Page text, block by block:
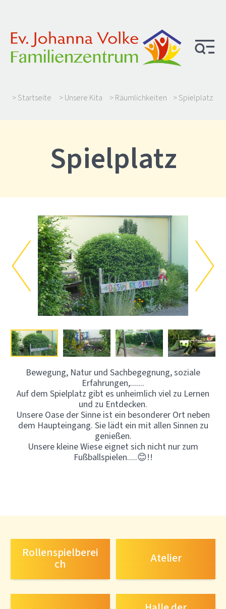
> Startseite > Unsere Kita > Räumlichkeiten > Spielplatz
Spielplatz
Bewegung, Natur und Sachbegegnung, soziale
Erfahrungen,.......
Auf dem Spielplatz gibt es unheimlich viel zu Lernen
und zu Entdecken.
Unsere Oase der Sinne ist ein besonderer Ort neben
dem Haupteingang. Sie lädt ein mit allen Sinnen zu
genießen.
Unsere kleine Wiese eignet sich nicht nur zum
Fußballspielen.....😊!!
Rollenspielberei
ch Atelier